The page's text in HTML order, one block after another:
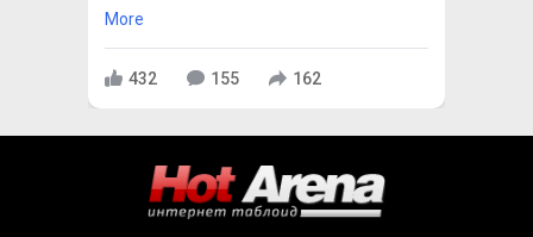
More
432 155 162